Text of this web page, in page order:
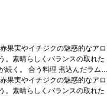
果実やイチジクの魅惑的なアロ
。素晴らしくバランスの取れた
続く。 合う料理 煮込んだラム
どと好相性葡萄品種ネグロア
切れの場合、在庫があり価格
果実やイチジクの魅惑的なアロ
。素晴らしくバランスの取れた